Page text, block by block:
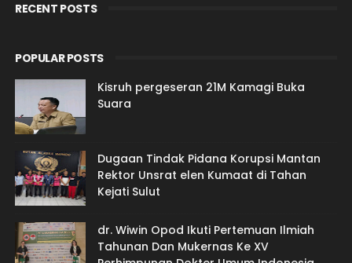
RECENT POSTS
POPULAR POSTS
Kisruh pergeseran 21M Kamagi Buka
Suara
Dugaan Tindak Pidana Korupsi Mantan
Rektor Unsrat elen Kumaat di Tahan
Kejati Sulut
dr. Wiwin Opod Ikuti Pertemuan Ilmiah
Tahunan Dan Mukernas Ke XV